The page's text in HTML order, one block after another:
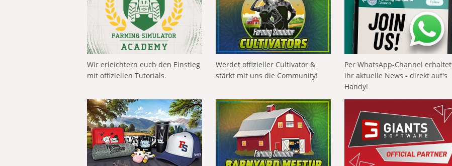
Wir erleichtern euch den Einstieg
mit offiziellen Tutorials.
Werdet offizieller Cultivator &
stärkt mit uns die Community!
Per WhatsApp-Channel erhaltet
ihr aktuelle News - direkt auf's
Handy!